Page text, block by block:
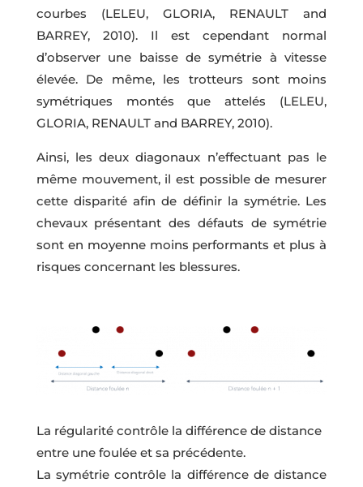
courbes (LELEU, GLORIA, RENAULT and
BARREY, 2010). Il est cependant normal
d’observer une baisse de symétrie à vitesse
élevée. De même, les trotteurs sont moins
symétriques montés que attelés (LELEU,
GLORIA, RENAULT and BARREY, 2010).
Ainsi, les deux diagonaux n’effectuant pas le
même mouvement, il est possible de mesurer
cette disparité afin de définir la symétrie. Les
chevaux présentant des défauts de symétrie
sont en moyenne moins performants et plus à
risques concernant les blessures.
La régularité contrôle la différence de distance
entre une foulée et sa précédente.
La symétrie contrôle la différence de distance